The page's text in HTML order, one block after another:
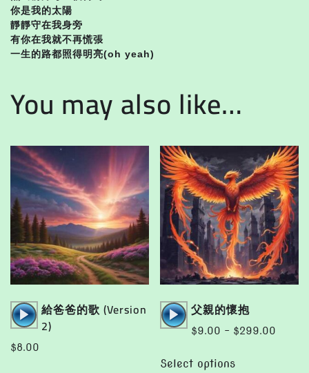
你是我的太陽
靜靜守在我身旁
有你在我就不再慌張
一生的路都照得明亮(oh yeah)
You may also like…
Audio
Player
給爸爸的歌 (Version
2)
$8.00
Audio
Player
父親的懷抱
$9.00 – $299.00
Select options